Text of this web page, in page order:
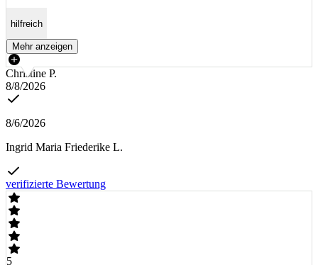
hilfreich
Mehr anzeigen
Christine P.
8/8/2026
8/6/2026
Ingrid Maria Friederike L.
verifizierte Bewertung
5